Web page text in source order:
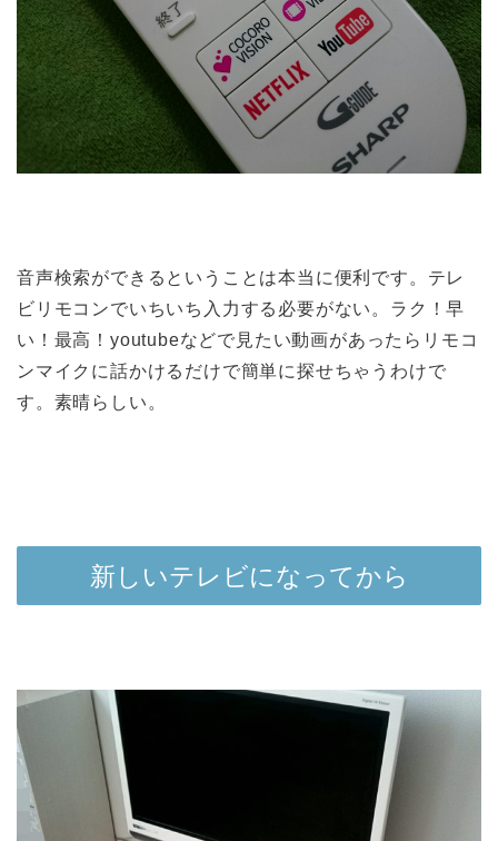
音声検索ができるということは本当に便利です。テレ
ビリモコンでいちいち入力する必要がない。ラク！早
い！最高！youtubeなどで見たい動画があったらリモコ
ンマイクに話かけるだけで簡単に探せちゃうわけで
す。素晴らしい。
新しいテレビになってから